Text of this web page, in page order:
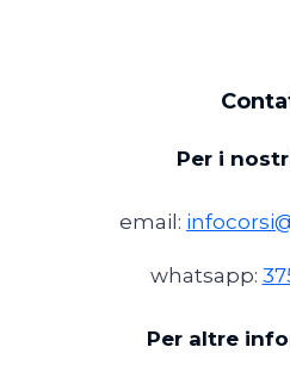
Per i
email:
whatsapp:
Per altre